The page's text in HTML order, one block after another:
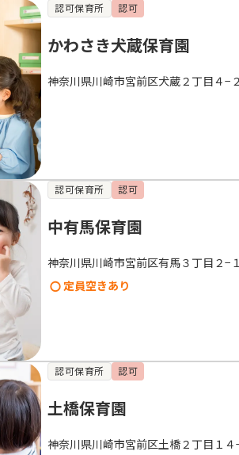
認可保育所 認可
かわさき犬蔵保育園
神奈川県川崎市宮前区犬蔵２丁目４−
認可保育所 認可
中有馬保育園
神奈川県川崎市宮前区有馬３丁目２−
定員空きあり
認可保育所 認可
土橋保育園
神奈川県川崎市宮前区土橋２丁目１４